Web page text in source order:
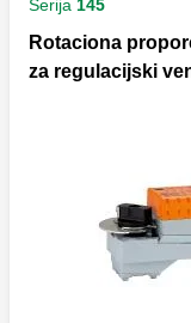
Serija 145
Rotaciona
za regulacijski